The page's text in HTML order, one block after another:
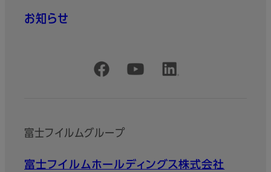
お知らせ
公式SNSアカウント
富士フイルムグループ
富士フイルムホールディングス株式会社